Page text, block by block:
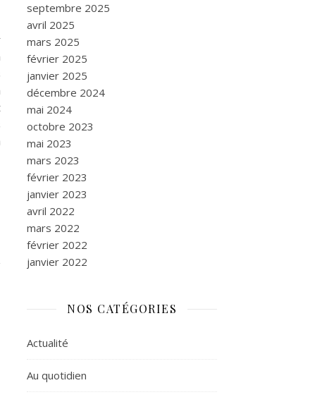
septembre 2025
avril 2025
mars 2025
février 2025
janvier 2025
décembre 2024
mai 2024
octobre 2023
mai 2023
mars 2023
février 2023
janvier 2023
avril 2022
mars 2022
février 2022
janvier 2022
NOS CATÉGORIES
Actualité
Au quotidien